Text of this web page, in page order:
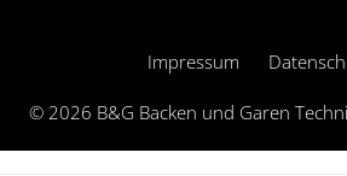
© 2026 B&G Backen und Garen
Impressum